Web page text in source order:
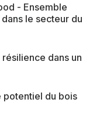
- Ensemble
le secteur du
dans un
potentiel du bois